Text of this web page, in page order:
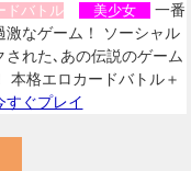
ドバトル 美少女
一番
激なゲーム！ ソーシャル
れた､あの伝説のゲーム
本格エロカードバトル＋
すぐプレイ